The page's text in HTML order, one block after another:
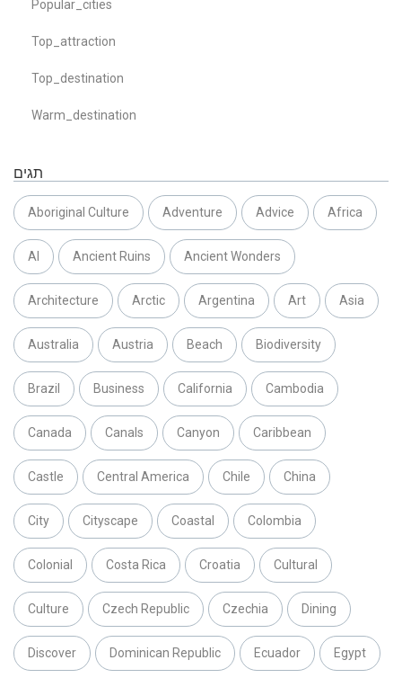
Popular_cities
Top_attraction
Top_destination
Warm_destination
תגים
Aboriginal Culture Adventure Advice Africa
AI Ancient Ruins Ancient Wonders
Architecture Arctic Argentina Art Asia
Australia Austria Beach Biodiversity
Brazil Business California Cambodia
Canada Canals Canyon Caribbean
Castle Central America Chile China
City Cityscape Coastal Colombia
Colonial Costa Rica Croatia Cultural
Culture Czech Republic Czechia Dining
Discover Dominican Republic Ecuador Egypt